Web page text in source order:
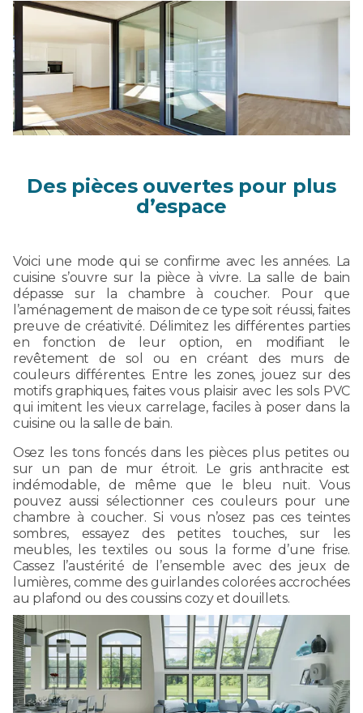
Des pièces ouvertes pour plus
d’espace
Voici une mode qui se confirme avec les années. La
cuisine s’ouvre sur la pièce à vivre. La salle de bain
dépasse sur la chambre à coucher. Pour que
l’aménagement de maison de ce type soit réussi, faites
preuve de créativité. Délimitez les différentes parties
en fonction de leur option, en modifiant le
revêtement de sol ou en créant des murs de
couleurs différentes. Entre les zones, jouez sur des
motifs graphiques, faites vous plaisir avec les sols PVC
qui imitent les vieux carrelage, faciles à poser dans la
cuisine ou la salle de bain.
Osez les tons foncés dans les pièces plus petites ou
sur un pan de mur étroit. Le gris anthracite est
indémodable, de même que le bleu nuit. Vous
pouvez aussi sélectionner ces couleurs pour une
chambre à coucher. Si vous n’osez pas ces teintes
sombres, essayez des petites touches, sur les
meubles, les textiles ou sous la forme d’une frise.
Cassez l’austérité de l’ensemble avec des jeux de
lumières, comme des guirlandes colorées accrochées
au plafond ou des coussins cozy et douillets.